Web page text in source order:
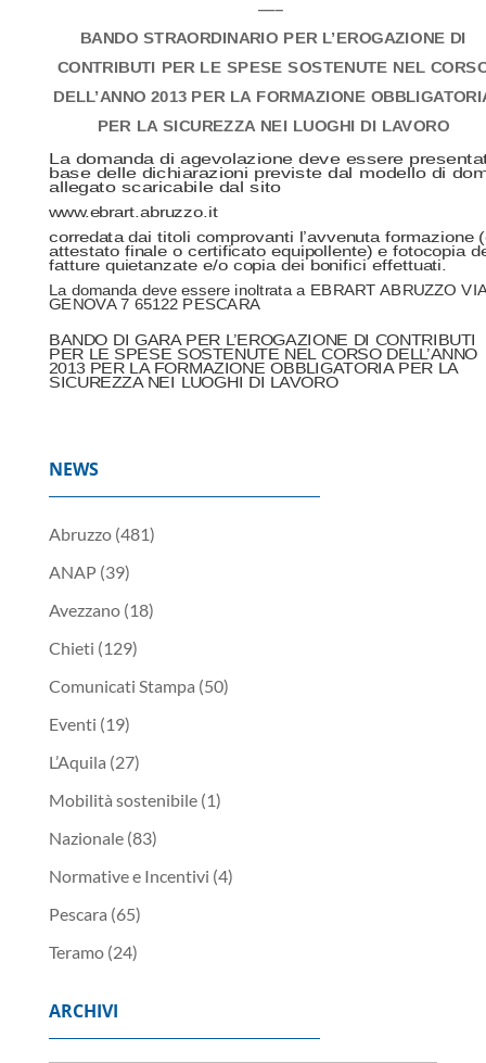
—–
BANDO STRAORDINARIO PER L’EROGAZIONE DI
CONTRIBUTI PER LE SPESE SOSTENUTE NEL
DELL’ANNO 2013 PER LA FORMAZIONE
PER LA SICUREZZA NEI LUOGHI DI LAVORO
La domanda di agevolazione deve essere
base delle dichiarazioni previste dal modello di
allegato scaricabile dal sito
www.ebrart.abruzzo.it
corredata dai titoli comprovanti l’avvenuta formazione
attestato finale o certificato equipollente) e fotocopia
fatture quietanzate e/o copia dei bonifici effettuati.
La domanda deve essere inoltrata a EBRART ABRUZZO
GENOVA 7 65122 PESCARA
BANDO DI GARA PER L’EROGAZIONE DI CONTRIBUTI
PER LE SPESE SOSTENUTE NEL CORSO DELL’ANNO
2013 PER LA FORMAZIONE OBBLIGATORIA PER LA
SICUREZZA NEI LUOGHI DI LAVORO
NEWS
Abruzzo(481)
ANAP(39)
Avezzano(18)
Chieti (129)
Comunicati Stampa (50)
Eventi (19)
L’Aquila (27)
Mobilità sostenibile(1)
Nazionale(83)
Normative e Incentivi (4)
Pescara (65)
Teramo(24)
ARCHIVI